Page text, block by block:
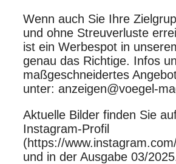
Wenn auch Sie Ihre
und ohne Streuverluste
ist ein Werbespot in
genau das Richtige. Infos
maßgeschneidertes
unter: anzeigen@voegel-
Aktuelle Bilder finden Sie
Instagram-Profil
(https://
und in der Ausgabe 03/